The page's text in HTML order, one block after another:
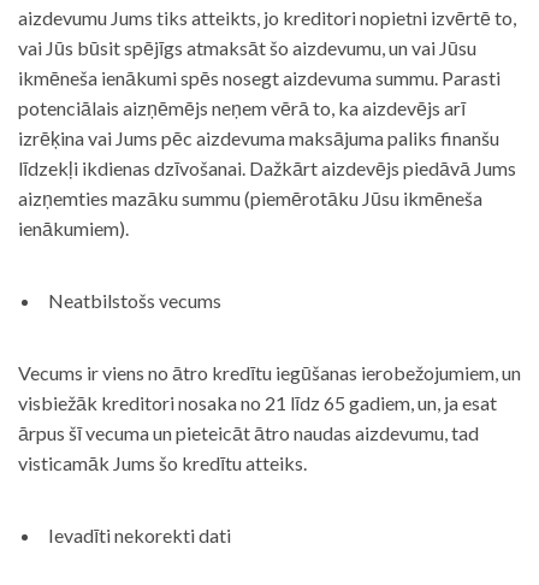
aizdevumu Jums tiks atteikts, jo kreditori nopietni izvērtē to,
vai Jūs būsit spējīgs atmaksāt šo aizdevumu, un vai Jūsu
ikmēneša ienākumi spēs nosegt aizdevuma summu. Parasti
potenciālais aizņēmējs neņem vērā to, ka aizdevējs arī
izrēķina vai Jums pēc aizdevuma maksājuma paliks finanšu
līdzekļi ikdienas dzīvošanai. Dažkārt aizdevējs piedāvā Jums
aizņemties mazāku summu (piemērotāku Jūsu ikmēneša
ienākumiem).
Neatbilstošs vecums
Vecums ir viens no ātro kredītu iegūšanas ierobežojumiem, un
visbiežāk kreditori nosaka no 21 līdz 65 gadiem, un, ja esat
ārpus šī vecuma un pieteicāt ātro naudas aizdevumu, tad
visticamāk Jums šo kredītu atteiks.
Ievadīti nekorekti dati